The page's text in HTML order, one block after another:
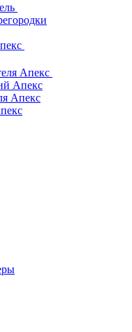
Апекс
Апекс
Апекс